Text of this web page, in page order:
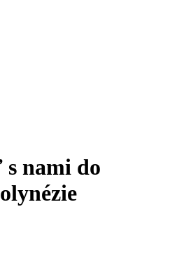
s nami do